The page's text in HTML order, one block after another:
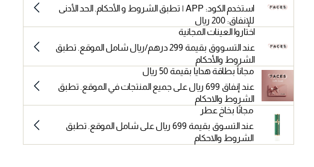
استخدم الكود: APP | تطبق الشروط و الأحكام. الحد الأدنى
للإنفاق: 200 ريال
اختاروا العينات المجانية
عند التسووق بقيمة 299 درهم/ريال شامل الموقع. تطبق
الشروط والأحكام
مجاناً بطاقة هدايا بقيمة 50 ريال
عند إنفاق 699 ريال على جميع المنتجات في الموقع. تطبق
الشروط والاحكام
مجانًا بخاخ عطر
عند التسوق بقيمة 699 ريال على شامل الموقع. تطبق
الشروط والاحكام